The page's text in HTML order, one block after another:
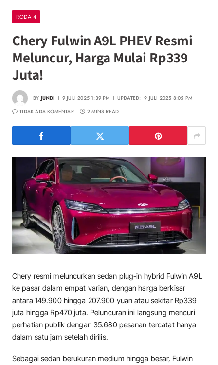
RODA 4
Chery Fulwin A9L PHEV Resmi
Meluncur, Harga Mulai Rp339
Juta!
BY JUNDI 9 JULI 2025 1:39 PM UPDATED: 9 JULI 2025 8:05 PM
TIDAK ADA KOMENTAR
2 MINS READ
Chery resmi meluncurkan sedan plug-in hybrid Fulwin A9L
ke pasar dalam empat varian, dengan harga berkisar
antara 149.900 hingga 207.900 yuan atau sekitar Rp339
juta hingga Rp470 juta. Peluncuran ini langsung mencuri
perhatian publik dengan 35.680 pesanan tercatat hanya
dalam satu jam setelah dirilis.
Sebagai sedan berukuran medium hingga besar, Fulwin